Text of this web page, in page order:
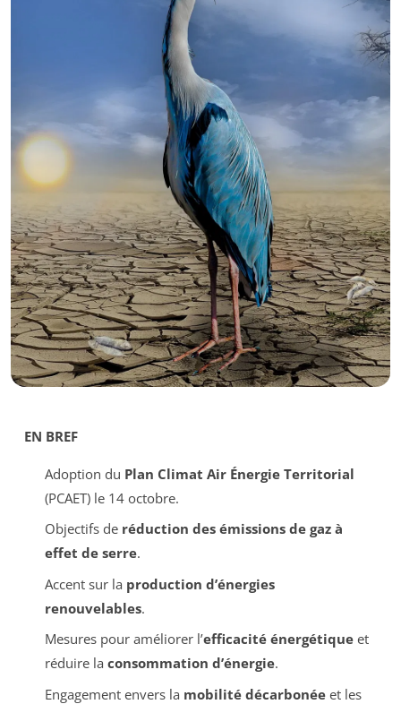
EN BREF
Adoption du Plan Climat Air Énergie Territorial
(PCAET) le 14 octobre.
Objectifs de réduction des émissions de gaz à
effet de serre.
Accent sur la production d’énergies
renouvelables.
Mesures pour améliorer l’efficacité énergétiqueet
réduire la consommation d’énergie.
Engagement envers la mobilité décarbonéeet les